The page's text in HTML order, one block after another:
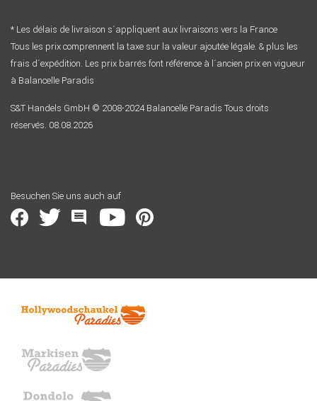
* Les délais de livraison s´appliquent aux livraisons vers la France
Tous les prix comprennent la taxe sur la valeur ajoutée légale. & plus les
frais d´expédition. Les prix barrés font référence à l´ancien prix en vigueur
à Balancelle Paradis
S&T Handels GmbH © 2008-2024 Balancelle Paradis Tous droits
réservés. 08.08.2026
Besuchen Sie uns auch auf